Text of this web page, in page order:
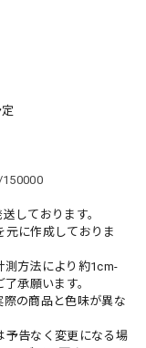
しております。
に作成しておりま
測方法により約1cm-
承願います。
の商品と色味が異な
予告なく変更になる場